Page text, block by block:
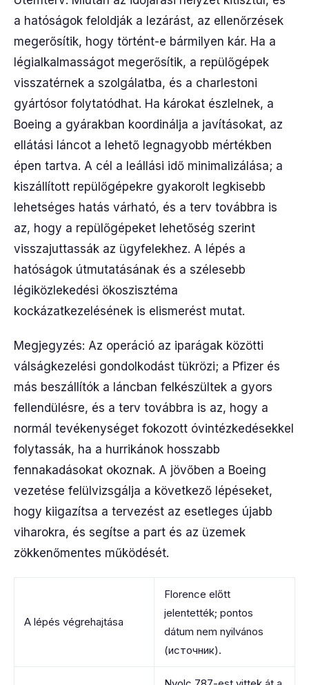
a hatóságok feloldják a lezárást, az ellenőrzések
megerősítik, hogy történt-e bármilyen kár. Ha a
légialkalmasságot megerősítik, a repülőgépek
visszatérnek a szolgálatba, és a charlestoni
gyártósor folytatódhat. Ha károkat észlelnek, a
Boeing a gyárakban koordinálja a javításokat, az
ellátási láncot a lehető legnagyobb mértékben
épen tartva. A cél a leállási idő minimalizálása; a
kiszállított repülőgépekre gyakorolt legkisebb
lehetséges hatás várható, és a terv továbbra is
az, hogy a repülőgépeket lehetőség szerint
visszajuttassák az ügyfelekhez. A lépés a
hatóságok útmutatásának és a szélesebb
légiközlekedési ökoszisztéma
kockázatkezelésének is elismerést mutat.
Megjegyzés: Az operáció az iparágak közötti
válságkezelési gondolkodást tükrözi; a Pfizer és
más beszállítók a láncban felkészültek a gyors
fellendülésre, és a terv továbbra is az, hogy a
normál tevékenységet fokozott óvintézkedésekkel
folytassák, ha a hurrikánok hosszabb
fennakadásokat okoznak. A jövőben a Boeing
vezetése felülvizsgálja a következő lépéseket,
hogy kiigazítsa a tervezést az esetleges újabb
viharokra, és segítse a part és az üzemek
zökkenőmentes működését.
A lépés végrehajtása
Florence előtt
jelentették; pontos
dátum nem nyilvános
(источник).